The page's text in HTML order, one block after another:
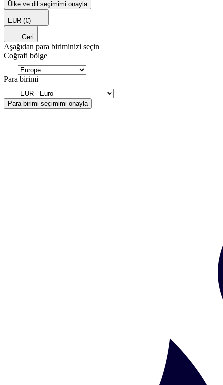
Ülke ve dil seçimimi onayla
EUR (€)
Geri
Aşağıdan para biriminizi seçin
Coğrafi bölge
Para birimi
Para birimi seçimimi onayla